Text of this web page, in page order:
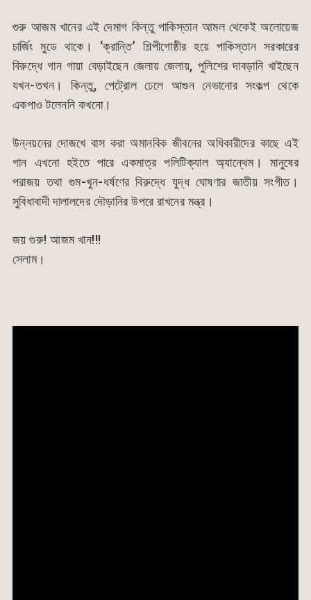
গুরু আজম খানের এই দেমাগ কিন্তু পাকিস্তান আমল থেকেই অলোয়েজ
চার্জিং মুডে থাকে। ‘ক্রান্তি’ শিল্পীগোষ্ঠীর হয়ে পাকিস্তান সরকারের
বিরুদ্ধে গান গায়া বেড়াইছেন জেলায় জেলায়, পুলিশের দাবড়ানি খাইছেন
যখন-তখন। কিন্তু, পেট্রোল ঢেলে আগুন নেভানোর সংকল্প থেকে
একপাও টলেননি কখনো।
উন্নয়নের দোজখে বাস করা অমানবিক জীবনের অধিকারীদের কাছে এই
গান এখনো হইতে পারে একমাত্র পলিটিক্যাল অ্যান্থেম। মানুষের
পরাজয় তথা গুম-খুন-ধর্ষণের বিরুদ্ধে যুদ্ধ ঘোষণার জাতীয় সংগীত।
সুবিধাবাদী দালালদের দৌড়ানির উপরে রাখনের মন্ত্র।
জয় গুরু! আজম খান!!!
সেলাম।